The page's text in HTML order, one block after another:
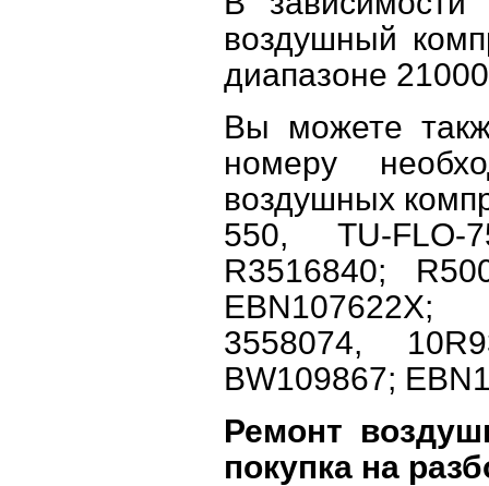
воздушный
диапазоне
Вы можете
номеру
воздушных
550, TU-FLO-
R3516840;
EBN107622X;
3558074,
BW109867;
Ремонт
покупка на